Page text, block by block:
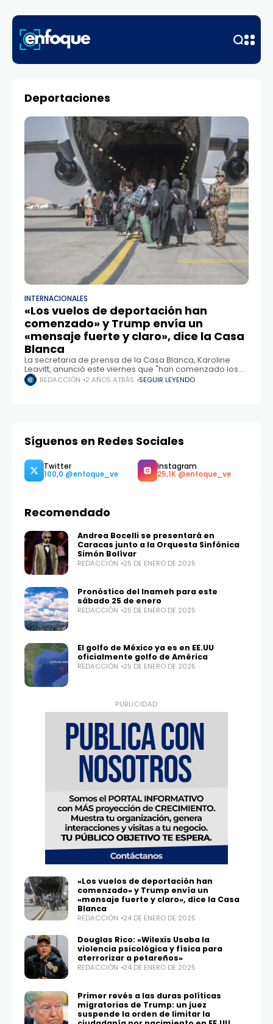
Deportaciones
INTERNACIONALES
«Los vuelos de deportación han
comenzado» y Trump envía un
«mensaje fuerte y claro», dice la Casa
Blanca
La secretaria de prensa de la Casa Blanca, Karoline
Leavitt, anunció este viernes que "han comenzado los
vuelos de deportación" y publicó fotografías de
personas subiendo a aviones militares. "El
REDACCIÓN 2 AÑOS ATRÁS SEGUIR LEYENDO
Síguenos en Redes Sociales
Twitter
Recomendado
Andrea Bocelli se presentará en
Caracas junto a la Orquesta Sinfónica
Simón Bolívar
REDACCIÓN 25 DE ENERO DE 2025
Pronóstico del Inameh para este
sábado 25 de enero
REDACCIÓN 25 DE ENERO DE 2025
El golfo de México ya es en EE.UU
oficialmente golfo de América
REDACCIÓN 25 DE ENERO DE 2025
PUBLICIDAD
«Los vuelos de deportación han
comenzado» y Trump envía un
«mensaje fuerte y claro», dice la Casa
Blanca
REDACCIÓN 24 DE ENERO DE 2025
Douglas Rico: «Wilexis Usaba la
violencia psicológica y física para
aterrorizar a petareños»
REDACCIÓN 24 DE ENERO DE 2025
Primer revés a las duras políticas
migratorias de Trump: un juez
suspende la orden de limitar la